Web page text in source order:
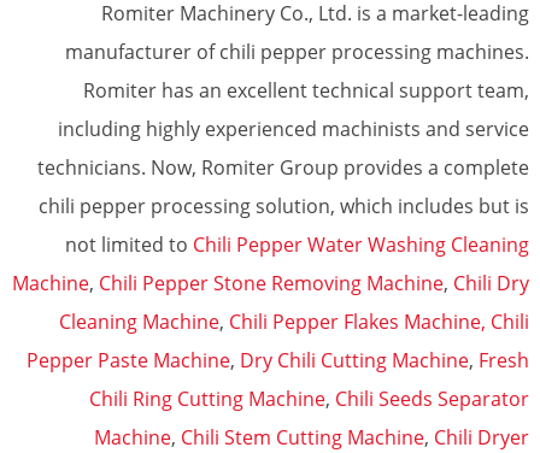
Romiter Machinery Co., Ltd. is a market-leading
manufacturer of chili pepper processing machines.
Romiter has an excellent technical support team,
including highly experienced machinists and service
technicians. Now, Romiter Group provides a complete
chili pepper processing solution, which includes but is
not limited to Chili Pepper Water Washing Cleaning
Machine, Chili Pepper Stone Removing Machine, Chili Dry
Cleaning Machine, Chili Pepper Flakes Machine, Chili
Pepper Paste Machine, Dry Chili Cutting Machine, Fresh
Chili Ring Cutting Machine, Chili Seeds Separator
Machine, Chili Stem Cutting Machine, Chili Dryer